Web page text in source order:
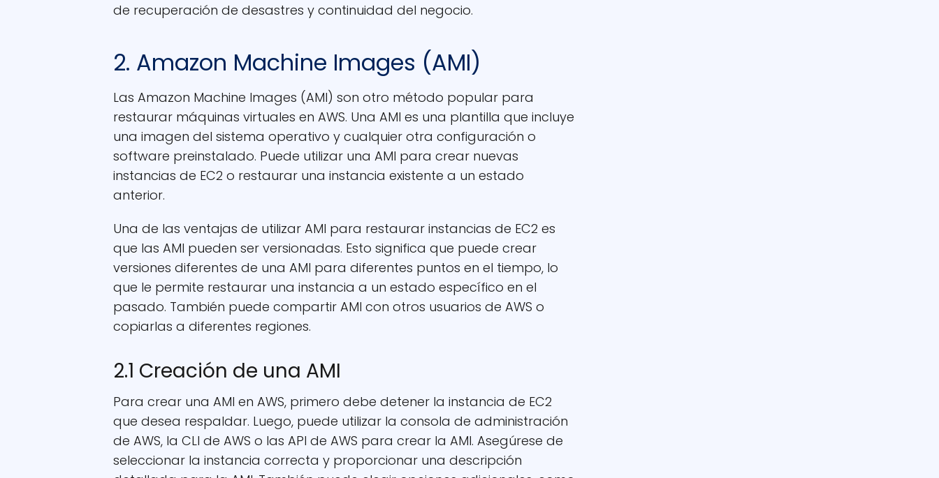
de recuperación de desastres y continuidad del negocio.
2. Amazon Machine Images (AMI)
Las Amazon Machine Images (AMI) son otro método popular para
restaurar máquinas virtuales en AWS. Una AMI es una plantilla que incluye
una imagen del sistema operativo y cualquier otra configuración o
software preinstalado. Puede utilizar una AMI para crear nuevas
instancias de EC2 o restaurar una instancia existente a un estado
anterior.
Una de las ventajas de utilizar AMI para restaurar instancias de EC2 es
que las AMI pueden ser versionadas. Esto significa que puede crear
versiones diferentes de una AMI para diferentes puntos en el tiempo, lo
que le permite restaurar una instancia a un estado específico en el
pasado. También puede compartir AMI con otros usuarios de AWS o
copiarlas a diferentes regiones.
2.1 Creación de una AMI
Para crear una AMI en AWS, primero debe detener la instancia de EC2
que desea respaldar. Luego, puede utilizar la consola de administración
de AWS, la CLI de AWS o las API de AWS para crear la AMI. Asegúrese de
seleccionar la instancia correcta y proporcionar una descripción